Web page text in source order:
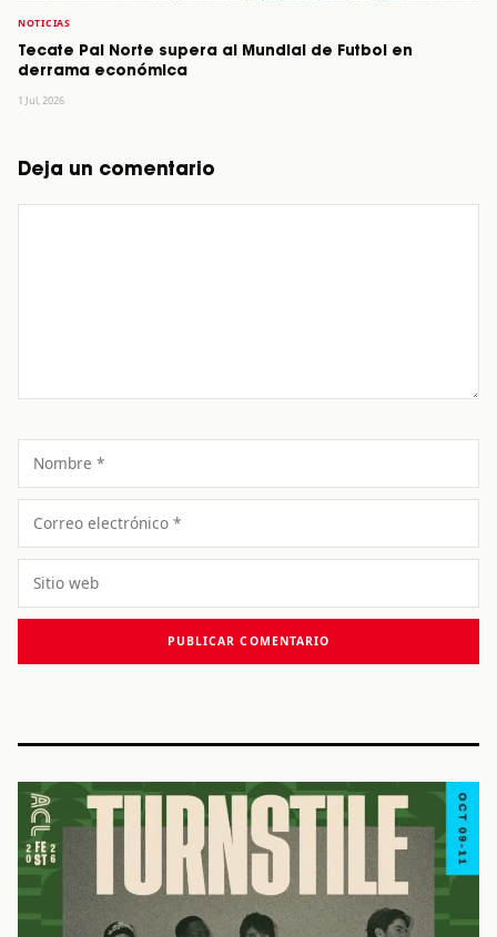
NOTICIAS
Tecate Pal Norte supera al Mundial de Futbol en
derrama económica
1 Jul, 2026
Deja un comentario
Nombre
Correo
electrónico
Sitio
web